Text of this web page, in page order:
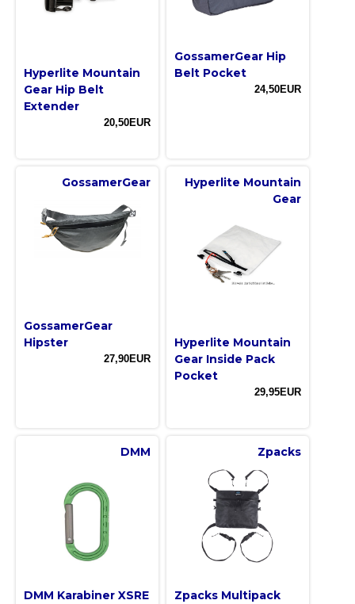
Hyperlite Mountain
Gear Hip Belt
Extender
20,50EUR
GossamerGear Hip
Belt Pocket
24,50EUR
GossamerGear
GossamerGear
Hipster
27,90EUR
Hyperlite Mountain
Gear
Hyperlite Mountain
Gear Inside Pack
Pocket
29,95EUR
DMM
DMM Karabiner XSRE
Zpacks
Zpacks Multipack